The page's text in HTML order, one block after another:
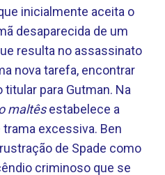
inicialmente aceita o
desaparecida de um
resulta no assassinato
nova tarefa, encontrar
para Gutman. Na
maltêsestabelece a
excessiva. Ben
de Spade como
criminoso que se